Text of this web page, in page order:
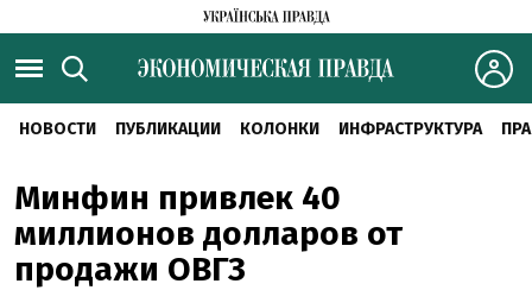
НОВОСТИ ПУБЛИКАЦИИ КОЛОНКИ ИНФРАСТРУКТУРА
Минфин привлек 40
миллионов долларов от
продажи ОВГЗ